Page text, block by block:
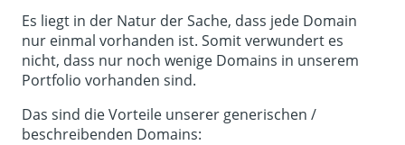
Es liegt in der Natur der Sache, dass jede Domain
nur einmal vorhanden ist. Somit verwundert es
nicht, dass nur noch wenige Domains in unserem
Portfolio vorhanden sind.
Das sind die Vorteile unserer generischen /
beschreibenden Domains: